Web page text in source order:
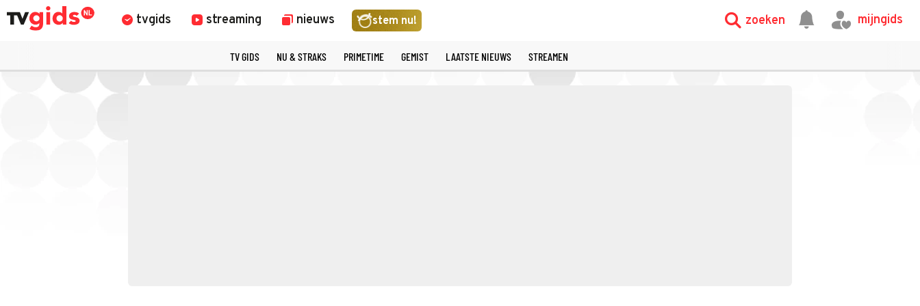
tvgids streaming nieuws stem nu! zoeken mijngids
TV GIDS NU & STRAKS PRIMETIME GEMIST LAATSTE NIEUWS STREAMEN